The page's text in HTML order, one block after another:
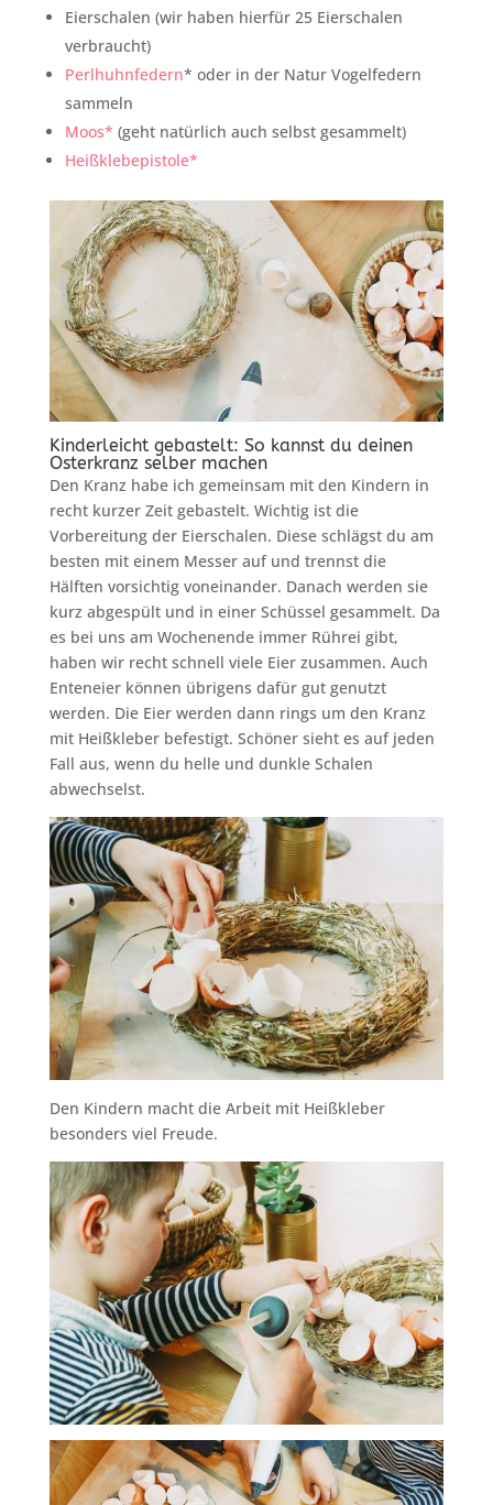
Eierschalen (wir haben hierfür 25 Eierschalen
verbraucht)
Perlhuhnfedern* oder in der Natur Vogelfedern
sammeln
Moos* (geht natürlich auch selbst gesammelt)
Heißklebepistole*
Kinderleicht gebastelt: So kannst du deinen
Osterkranz selber machen
Den Kranz habe ich gemeinsam mit den Kindern in
recht kurzer Zeit gebastelt. Wichtig ist die
Vorbereitung der Eierschalen. Diese schlägst du am
besten mit einem Messer auf und trennst die
Hälften vorsichtig voneinander. Danach werden sie
kurz abgespült und in einer Schüssel gesammelt. Da
es bei uns am Wochenende immer Rührei gibt,
haben wir recht schnell viele Eier zusammen. Auch
Enteneier können übrigens dafür gut genutzt
werden. Die Eier werden dann rings um den Kranz
mit Heißkleber befestigt. Schöner sieht es auf jeden
Fall aus, wenn du helle und dunkle Schalen
abwechselst.
Den Kindern macht die Arbeit mit Heißkleber
besonders viel Freude.